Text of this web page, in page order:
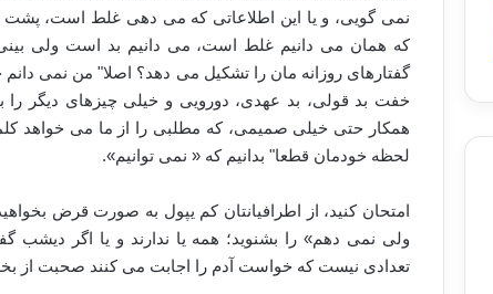
نمی گویی، و یا این اطلاعاتی که می دهی غلط است،
که همان می دانیم غلط است، می دانیم بد است ولی
گفتارهای روزانه مان را تشکیل می دهد؟ اصلا" من نمی
خفت بد قولی، بد عهدی، دورویی و خیلی چیزهای دیگر
همکار حتی خیلی صمیمی، که مطلبی را از ما می خواهد
لحظه خودمان قطعا" بدانیم که « نمی توانیم».
امتحان کنید، از اطرافیانتان کم یپول به صورت قرض
ولی نمی دهم» را بشنوید؛ همه یا ندارند و یا اگر
تعدادی نیست که خواست آدم را اجابت می کنند صحبت از